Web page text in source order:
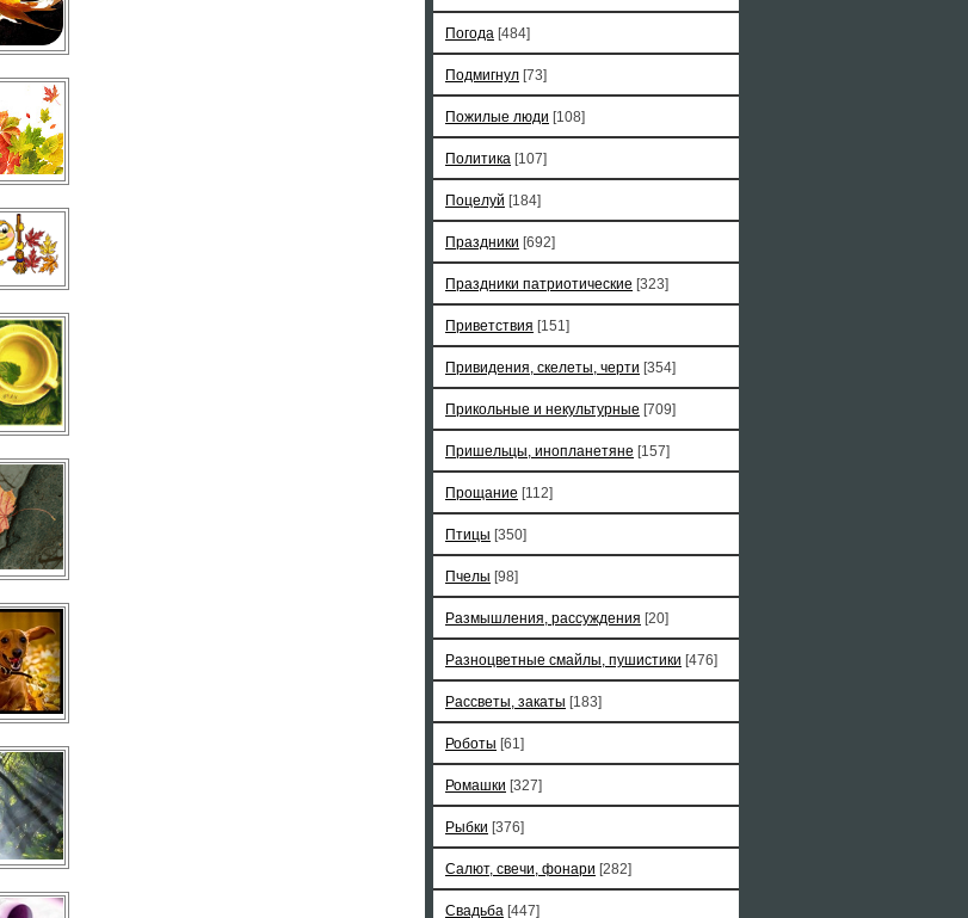
Погода [484]
Подмигнул [73]
Пожилые люди [108]
Политика [107]
Поцелуй [184]
Праздники [692]
Праздники патриотические [323]
Приветствия [151]
Привидения, скелеты, черти [354]
Прикольные и некультурные [709]
Пришельцы, инопланетяне [157]
Прощание [112]
Птицы [350]
Пчелы [98]
Размышления, рассуждения [20]
Разноцветные смайлы, пушистики [476]
Рассветы, закаты [183]
Роботы [61]
Ромашки [327]
Рыбки [376]
Салют, свечи, фонари [282]
Свадьба [447]